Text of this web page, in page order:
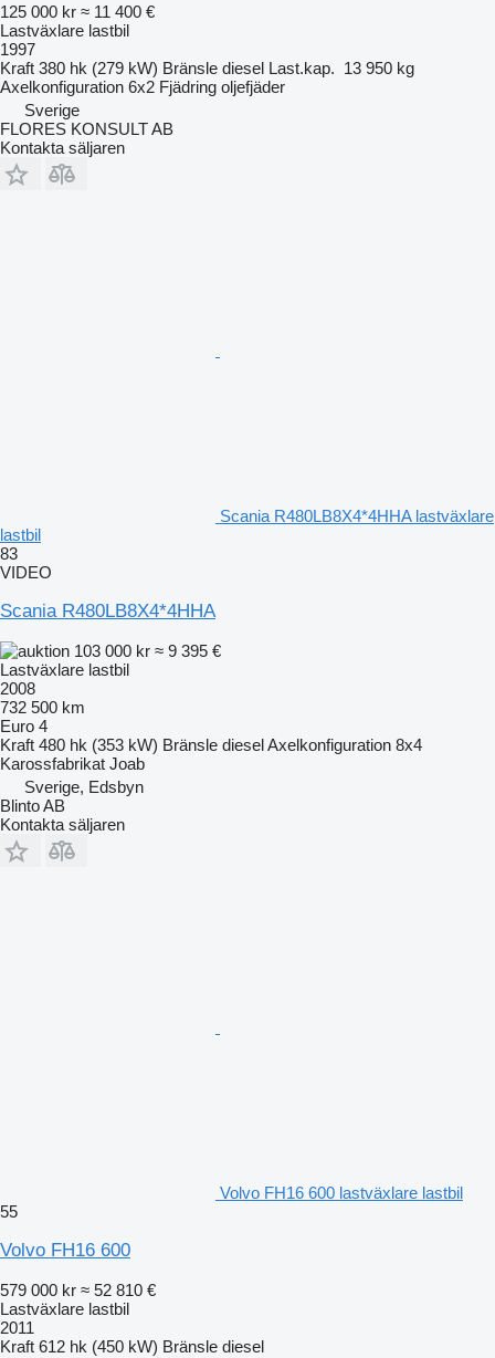
125 000 kr ≈ 11 400 €
Lastväxlare lastbil
1997
Kraft 380 hk (279 kW) Bränsle diesel Last.kap. 13 950 kg
Axelkonfiguration 6x2 Fjädring oljefjäder
Sverige
FLORES KONSULT AB
Kontakta säljaren
Scania R480LB8X4*4HHA lastväxlare
lastbil
83
VIDEO
Scania R480LB8X4*4HHA
103 000 kr ≈ 9 395 €
Lastväxlare lastbil
2008
732 500 km
Euro 4
Kraft 480 hk (353 kW) Bränsle dieselAxelkonfiguration 8x4
Karossfabrikat Joab
Sverige, Edsbyn
Blinto AB
Kontakta säljaren
Volvo FH16 600 lastväxlare lastbil
55
Volvo FH16 600
579 000 kr ≈ 52 810 €
Lastväxlare lastbil
2011
Kraft 612 hk (450 kW) Bränsle diesel